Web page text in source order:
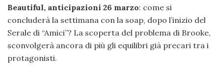
Beautiful, anticipazioni 26 marzo: come si
concluderà la settimana con la soap, dopo l’inizio del
Serale di “Amici”? La scoperta del problema di Brooke,
sconvolgerà ancora di più gli equilibri già precari tra i
protagonisti.